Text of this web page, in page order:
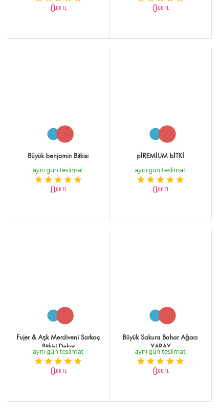
0,00 TL 0,00 TL
Büyük benjamin Bitkisi
aynı gün teslimat
0,00 TL
pİREMİUM bİTKİ
aynı gün teslimat
0,00 TL
Fujer & Aşk Merdiveni Sarkaç
Bitkisi Dekor
aynı gün teslimat
0,00 TL
Büyük Sakura Bahar Ağacı
YAPAY
aynı gün teslimat
0,00 TL